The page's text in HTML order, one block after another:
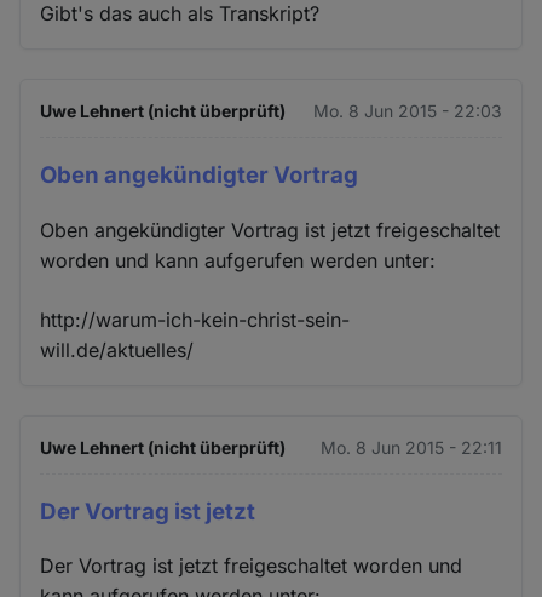
Gibt's das auch als Transkript?
Uwe Lehnert (nicht überprüft) Mo. 8 Jun 2015 - 22:03
Oben angekündigter Vortrag
Oben angekündigter Vortrag ist jetzt freigeschaltet
worden und kann aufgerufen werden unter:
http://warum-ich-kein-christ-sein-
will.de/aktuelles/
Uwe Lehnert (nicht überprüft) Mo. 8 Jun 2015 - 22:11
Der Vortrag ist jetzt
Der Vortrag ist jetzt freigeschaltet worden und